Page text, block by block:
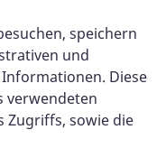
speichern
und
Diese
verwendeten
Zugriffs, sowie die